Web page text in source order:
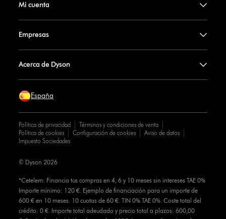
Mi cuenta
Empresas
Acerca de Dyson
España
Política de privacidad
Términos y condiciones de venta
Política de cookies
Configuración de cookies
Aviso de datos
Impuesto Sociedades
*Cetelem: Financia tus compras en 4, 6 y 10 meses sin intereses TAE 0%
Importe mínimo: 120 €. Ejemplo de financiación para un importe de
600 € en 10 meses. 10 cuotas de 60 €. TIN 0% TAE 0%. Coste total del
crédito: 0 €. Importe total adeudado y precio total a plazos: 600,00
© Dyson 2026